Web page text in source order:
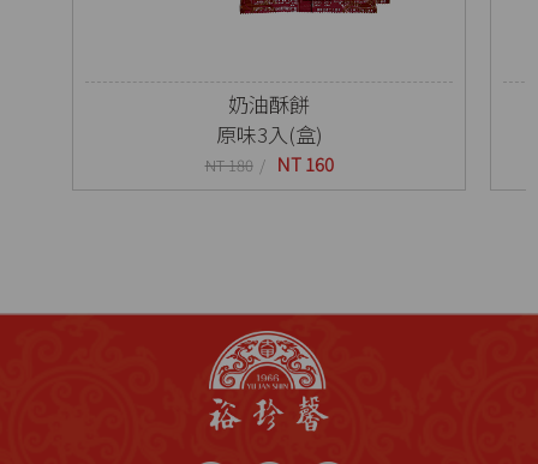
奶油酥餅
原味3入(盒)
NT 180 NT 160